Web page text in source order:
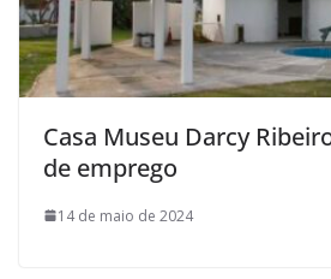
Casa Museu Darcy
de emprego
14 de maio de 2024